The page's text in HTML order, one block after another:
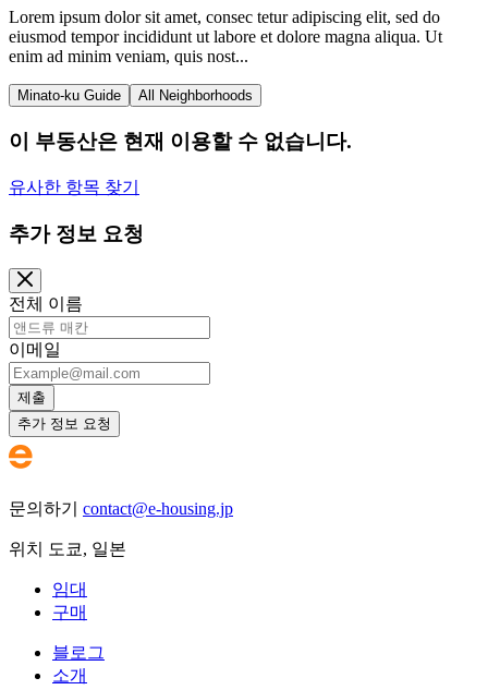
Lorem ipsum dolor sit amet, consec tetur adipiscing elit, sed do
eiusmod tempor incididunt ut labore et dolore magna aliqua. Ut
enim ad minim veniam, quis nost...
Minato-ku Guide All Neighborhoods
이 부동산은 현재 이용할 수 없습니다.
유사한 항목 찾기
추가 정보 요청
전체 이름
이메일
제출
추가 정보 요청
문의하기 contact@e-housing.jp
위치 도쿄, 일본
임대
구매
블로그
소개